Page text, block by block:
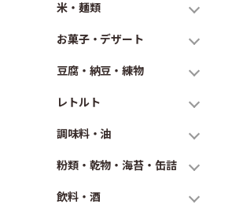
米・麺類
お菓子・デザート
豆腐・納豆・練物
レトルト
調味料・油
粉類・乾物・海苔・缶詰
飲料・酒